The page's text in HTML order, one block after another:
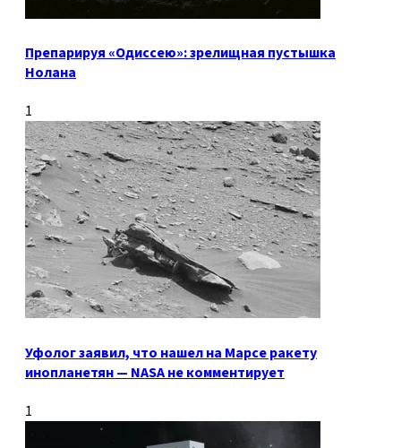
Препарируя «Одиссею»: зрелищная пустышка
Нолана
1
Уфолог заявил, что нашел на Марсе ракету
инопланетян — NASA не комментирует
1